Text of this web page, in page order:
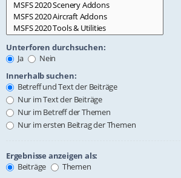
Unterforen durchsuchen:
Ja
Nein
Innerhalb suchen:
Betreff und Text der Beiträge
Nur im Text der Beiträge
Nur im Betreff der Themen
Nur im ersten Beitrag der Themen
Ergebnisse anzeigen als:
Beiträge
Themen